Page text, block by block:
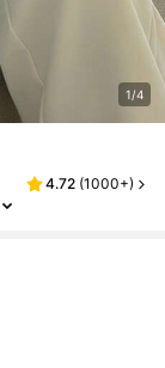
1/4
4.72 (1000+)